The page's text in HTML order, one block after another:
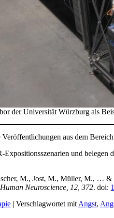
der Universität Würzburg als
Veröffentlichungen aus dem
und belegen
M., Jost, M., Müller, M., … &
Neuroscience , 12, 372. doi:
| Verschlagwortet mit Angst,